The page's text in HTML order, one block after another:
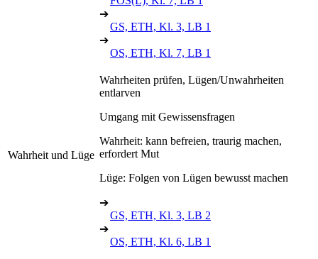
➔
GS, ETH, Kl. 3, LB 1
➔
OS, ETH, Kl. 7, LB 1
Wahrheit und Lüge
Wahrheiten prüfen, Lügen/Unwahrheiten
entlarven
Umgang mit Gewissensfragen
Wahrheit: kann befreien, traurig machen,
erfordert Mut
Lüge: Folgen von Lügen bewusst machen
➔
GS, ETH, Kl. 3, LB 2
➔
OS, ETH, Kl. 6, LB 1